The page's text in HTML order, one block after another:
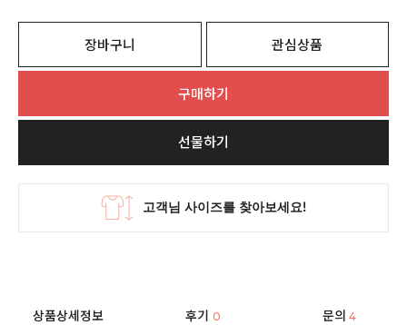
장바구니 관심상품
구매하기
선물하기
상품상세정보 후기0 문의 4